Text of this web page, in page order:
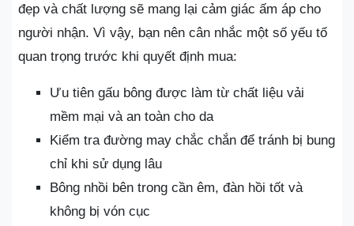
đẹp và chất lượng sẽ mang lại cảm giác ấm áp cho
người nhận. Vì vậy, bạn nên cân nhắc một số yếu tố
quan trọng trước khi quyết định mua:
Ưu tiên gấu bông được làm từ chất liệu vải
mềm mại và an toàn cho da
Kiểm tra đường may chắc chắn để tránh bị bung
chỉ khi sử dụng lâu
Bông nhồi bên trong cần êm, đàn hồi tốt và
không bị vón cục